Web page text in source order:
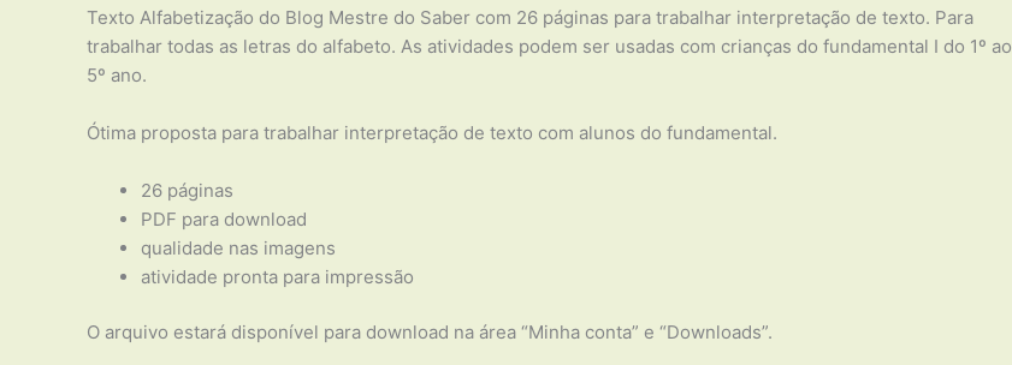
Texto Alfabetização do Blog Mestre do Saber com 26 páginas para trabalhar interpretação de texto. Para
trabalhar todas as letras do alfabeto. As atividades podem ser usadas com crianças do fundamental I do 1º ao
5º ano.
Ótima proposta para trabalhar interpretação de texto com alunos do fundamental.
26 páginas
PDF para download
qualidade nas imagens
atividade pronta para impressão
O arquivo estará disponível para download na área “Minha conta” e “Downloads”.